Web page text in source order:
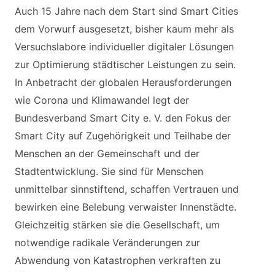
Auch 15 Jahre nach dem Start sind Smart Cities
dem Vorwurf ausgesetzt, bisher kaum mehr als
Versuchslabore individueller digitaler Lösungen
zur Optimierung städtischer Leistungen zu sein.
In Anbetracht der globalen Herausforderungen
wie Corona und Klimawandel legt der
Bundesverband Smart City e. V. den Fokus der
Smart City auf Zugehörigkeit und Teilhabe der
Menschen an der Gemeinschaft und der
Stadtentwicklung. Sie sind für Menschen
unmittelbar sinnstiftend, schaffen Vertrauen und
bewirken eine Belebung verwaister Innenstädte.
Gleichzeitig stärken sie die Gesellschaft, um
notwendige radikale Veränderungen zur
Abwendung von Katastrophen verkraften zu